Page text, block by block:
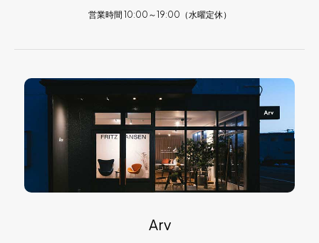
営業時間 10:00～19:00（水曜定休）
Arv